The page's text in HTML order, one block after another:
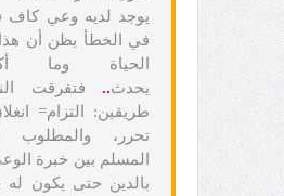
يوجد لديه وعي كاف
في الخطأ يظن أن
الحياة وما
يحدث.. فتفرقت
طريقين: التزام=
تحرر، والمطلوب
المسلم بين خبرة
بالدين حتى يكون